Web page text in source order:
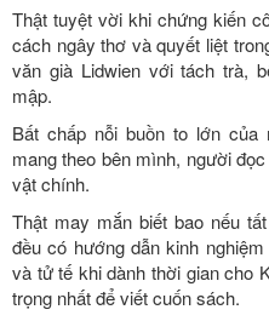
Thật tuyệt vời khi chứng kiến
cách ngây thơ và quyết liệt
văn già Lidwien với tách trà,
mập.
Bất chấp nỗi buồn to lớn
mang theo bên mình, người
vật chính.
Thật may mắn biết bao nếu
đều có hướng dẫn kinh
và tử tế khi dành thời gian cho
trọng nhất để viết cuốn sách.